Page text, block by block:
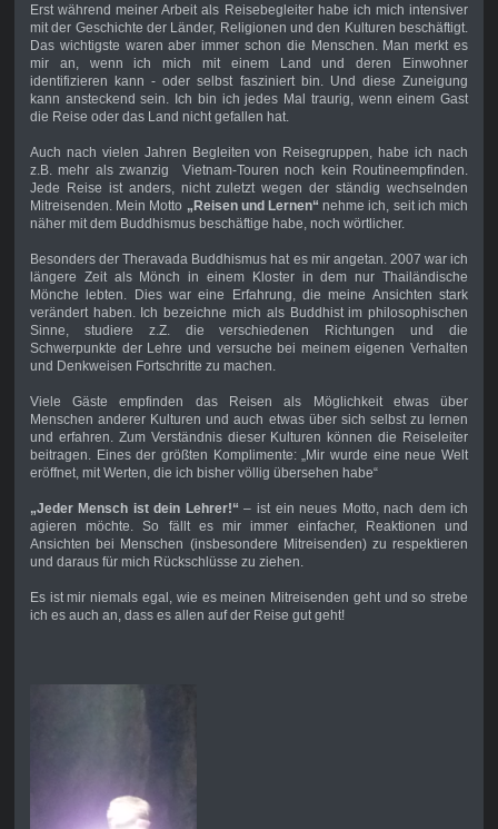
Erst während meiner Arbeit als Reisebegleiter habe ich mich intensiver
mit der Geschichte der Länder, Religionen und den Kulturen beschäftigt.
Das wichtigste waren aber immer schon die Menschen. Man merkt es
mir an, wenn ich mich mit einem Land und deren Einwohner
identifizieren kann - oder selbst fasziniert bin. Und diese Zuneigung
kann ansteckend sein. Ich bin ich jedes Mal traurig, wenn einem Gast
die Reise oder das Land nicht gefallen hat.
Auch nach vielen Jahren Begleiten von Reisegruppen, habe ich nach
z.B. mehr als zwanzig Vietnam-Touren noch kein Routineempfinden.
Jede Reise ist anders, nicht zuletzt wegen der ständig wechselnden
Mitreisenden. Mein Motto „Reisen und Lernen“ nehme ich, seit ich mich
näher mit dem Buddhismus beschäftige habe, noch wörtlicher.
Besonders der Theravada Buddhismus hat es mir angetan. 2007 war ich
längere Zeit als Mönch in einem Kloster in dem nur Thailändische
Mönche lebten. Dies war eine Erfahrung, die meine Ansichten stark
verändert haben. Ich bezeichne mich als Buddhist im philosophischen
Sinne, studiere z.Z. die verschiedenen Richtungen und die
Schwerpunkte der Lehre und versuche bei meinem eigenen Verhalten
und Denkweisen Fortschritte zu machen.
Viele Gäste empfinden das Reisen als Möglichkeit etwas über
Menschen anderer Kulturen und auch etwas über sich selbst zu lernen
und erfahren. Zum Verständnis dieser Kulturen können die Reiseleiter
beitragen. Eines der größten Komplimente: „Mir wurde eine neue Welt
eröffnet, mit Werten, die ich bisher völlig übersehen habe“
„Jeder Mensch ist dein Lehrer!“ – ist ein neues Motto, nach dem ich
agieren möchte. So fällt es mir immer einfacher, Reaktionen und
Ansichten bei Menschen (insbesondere Mitreisenden) zu respektieren
und daraus für mich Rückschlüsse zu ziehen.
Es ist mir niemals egal, wie es meinen Mitreisenden geht und so strebe
ich es auch an, dass es allen auf der Reise gut geht!